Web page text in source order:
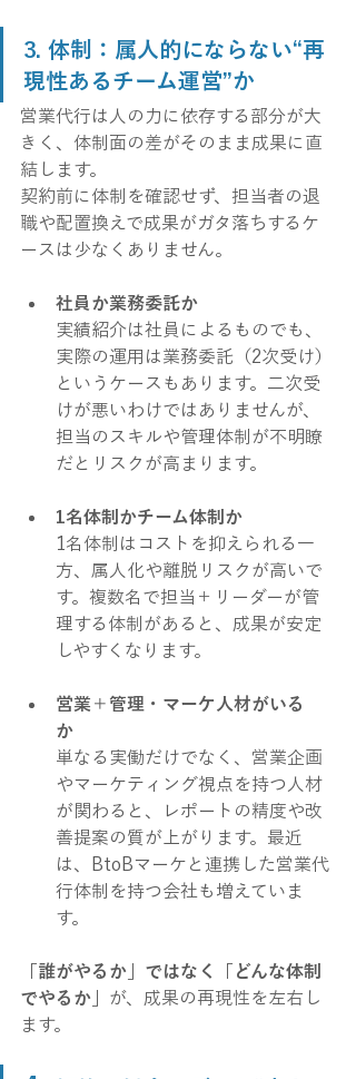
3. 体制：属人的にならない“再
現性あるチーム運営”か
営業代行は人の力に依存する部分が大
きく、体制面の差がそのまま成果に直
結します。
契約前に体制を確認せず、担当者の退
職や配置換えで成果がガタ落ちするケ
ースは少なくありません。
社員か業務委託か
実績紹介は社員によるものでも、
実際の運用は業務委託（2次受け）
というケースもあります。二次受
けが悪いわけではありませんが、
担当のスキルや管理体制が不明瞭
だとリスクが高まります。
1名体制かチーム体制か
1名体制はコストを抑えられる一
方、属人化や離脱リスクが高いで
す。複数名で担当＋リーダーが管
理する体制があると、成果が安定
しやすくなります。
営業＋管理・マーケ人材がいる
か
単なる実働だけでなく、営業企画
やマーケティング視点を持つ人材
が関わると、レポートの精度や改
善提案の質が上がります。最近
は、BtoBマーケと連携した営業代
行体制を持つ会社も増えていま
す。
「誰がやるか」ではなく「どんな体制
でやるか」 が、成果の再現性を左右し
ます。